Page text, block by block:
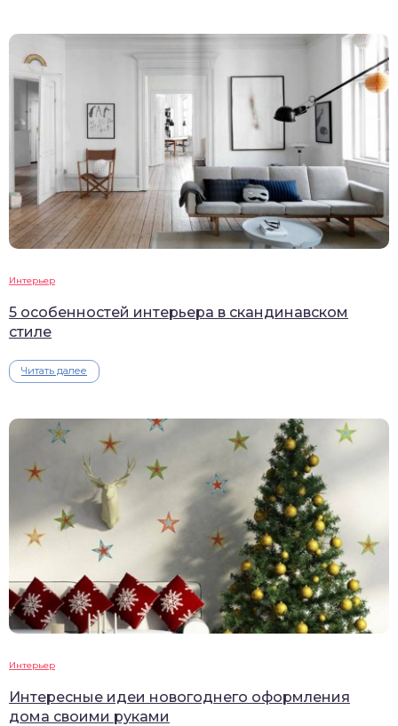
Интерьер
5 особенностей интерьера в скандинавском
стиле
Читать далее
Интерьер
Интересные идеи новогоднего оформления
дома своими руками